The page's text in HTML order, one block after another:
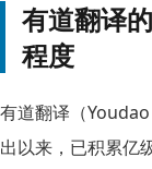
有道翻译
程度
有道翻译（
出以来，已积累亿